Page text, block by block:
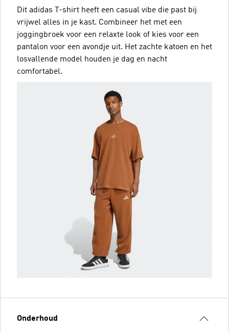
Dit adidas T-shirt heeft een casual vibe die past bij
vrijwel alles in je kast. Combineer het met een
joggingbroek voor een relaxte look of kies voor een
pantalon voor een avondje uit. Het zachte katoen en het
losvallende model houden je dag en nacht
comfortabel.
Onderhoud